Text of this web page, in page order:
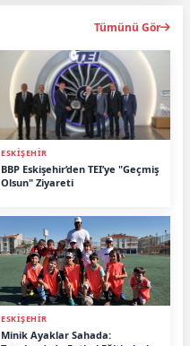
Tümünü Gör
ESKİŞEHİR
BBP Eskişehir’den TEI’ye "Geçmiş
Olsun" Ziyareti
ESKİŞEHİR
Minik Ayaklar Sahada: